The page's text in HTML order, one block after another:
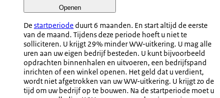
Openen
De startperiode duurt 6 maanden. En start altijd de eerste
van de maand. Tijdens deze periode hoeft u niet te
solliciteren. U krijgt 29% minder WW-uitkering. U mag alle
uren aan uw eigen bedrijf besteden. U kunt bijvoorbeeld
opdrachten binnenhalen en uitvoeren, een bedrijfspand
inrichten of een winkel openen. Het geld dat u verdient,
wordt niet afgetrokken van uw WW-uitkering. U krijgt zo de
tijd om uw bedrijf op te bouwen. Na de startperiode moet u